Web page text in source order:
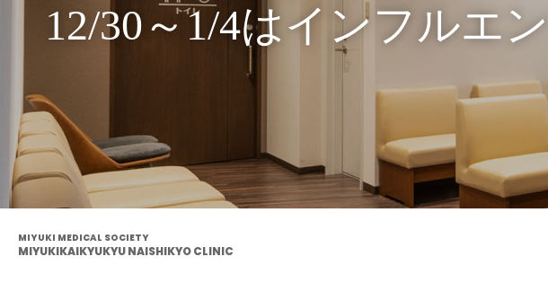
12/30～1/4はインフルエ
MIYUKI MEDICAL SOCIETY
MIYUKIKAIKYUKYU NAISHIKYO CLINIC